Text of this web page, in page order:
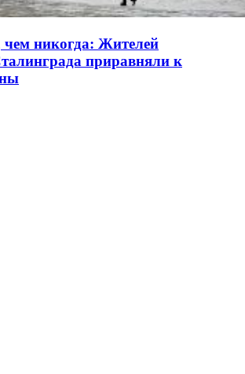
никогда: Жителей
приравняли к